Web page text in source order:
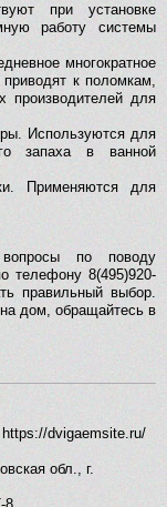
при установке
работу системы
многократное
к поломкам,
производителей для
Используются для
запаха в ванной
Применяются для
по поводу
телефону 8(495)920-
правильный выбор.
дом, обращайтесь в
https://dvigaemsite.ru/
обл., г.